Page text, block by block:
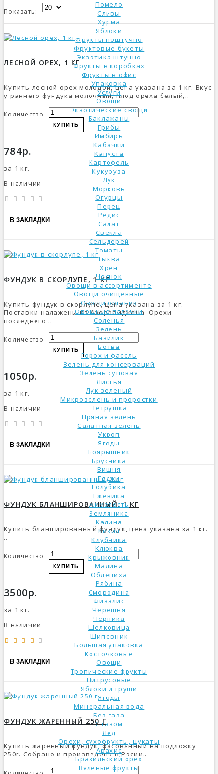
Помело
Сливы
Хурма
Яблоки
Фрукты поштучно
Фруктовые букеты
Экзотика штучно
Фрукты в коробках
Фрукты в офис
Упаковка
Услуги
Овощи
Экзотические овощи
Баклажаны
Грибы
Имбирь
Кабачки
Капуста
Картофель
Кукуруза
Лук
Морковь
Огурцы
Перец
Редис
Салат
Свекла
Сельдерей
Томаты
Тыква
Хрен
Чеснок
Овощи в ассортименте
Овощи очищенные
Овощи органик
Овощные палочки
Соленья
Зелень
Базилик
Ботва
Горох и фасоль
Зелень для консерваций
Зелень суповая
Листья
Лук зеленый
Микрозелень и проростки
Петрушка
Пряная зелень
Салатная зелень
Укроп
Ягоды
Боярышник
Брусника
Вишня
Годжи
Голубика
Ежевика
Жимолость
Земляника
Калина
Кизил
Клубника
Клюква
Крыжовник
Малина
Облепиха
Рябина
Смородина
Физалис
Черешня
Черника
Шелковица
Шиповник
Большая упаковка
Косточковые
Овощи
Тропические фрукты
Цитрусовые
Яблоки и груши
Ягоды
Минеральная вода
Без газа
С газом
Лёд
Орехи, сухофрукты, цукаты
Арахис
Бразильский орех
Вяленые фрукты
Показать:
ЛЕСНОЙ ОРЕХ, 1 КГ
Купить лесной орех молодой, цена указана за 1 кг. Вкус
у раннего фундука молочный, плод ореха белый,..
Количество
КУПИТЬ
784р.
за 1 кг.
В наличии
В ЗАКЛАДКИ
ФУНДУК В СКОРЛУПЕ, 1 КГ
Купить фундук в скорлупе, цена указана за 1 кг.
Поставки налажены из Азербайджана. Орехи
последнего ..
Количество
КУПИТЬ
1050р.
за 1 кг.
В наличии
В ЗАКЛАДКИ
ФУНДУК БЛАНШИРОВАННЫЙ, 1 КГ
Купить бланшированный фундук, цена указана за 1 кг.
..
Количество
КУПИТЬ
3500р.
за 1 кг.
В наличии
В ЗАКЛАДКИ
ФУНДУК ЖАРЕННЫЙ 250 Г
Купить жаренный фундук, фасованный на подложку
250г. Собрано и произведено в Росии..